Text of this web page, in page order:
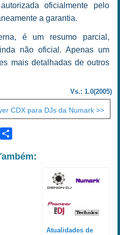
oficialmente pelo
a garantia.
é um resumo parcial,
não oficial. Apenas um
mais detalhadas de outros
Vs.: 1.0(2005)
CDX para DJs da Numark >>
Twitter
Atualidades de